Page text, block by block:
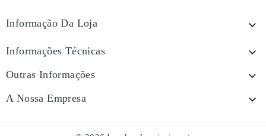
Informação Da Loja 
Informações Técnicas 
Outras Informações 
A Nossa Empresa 